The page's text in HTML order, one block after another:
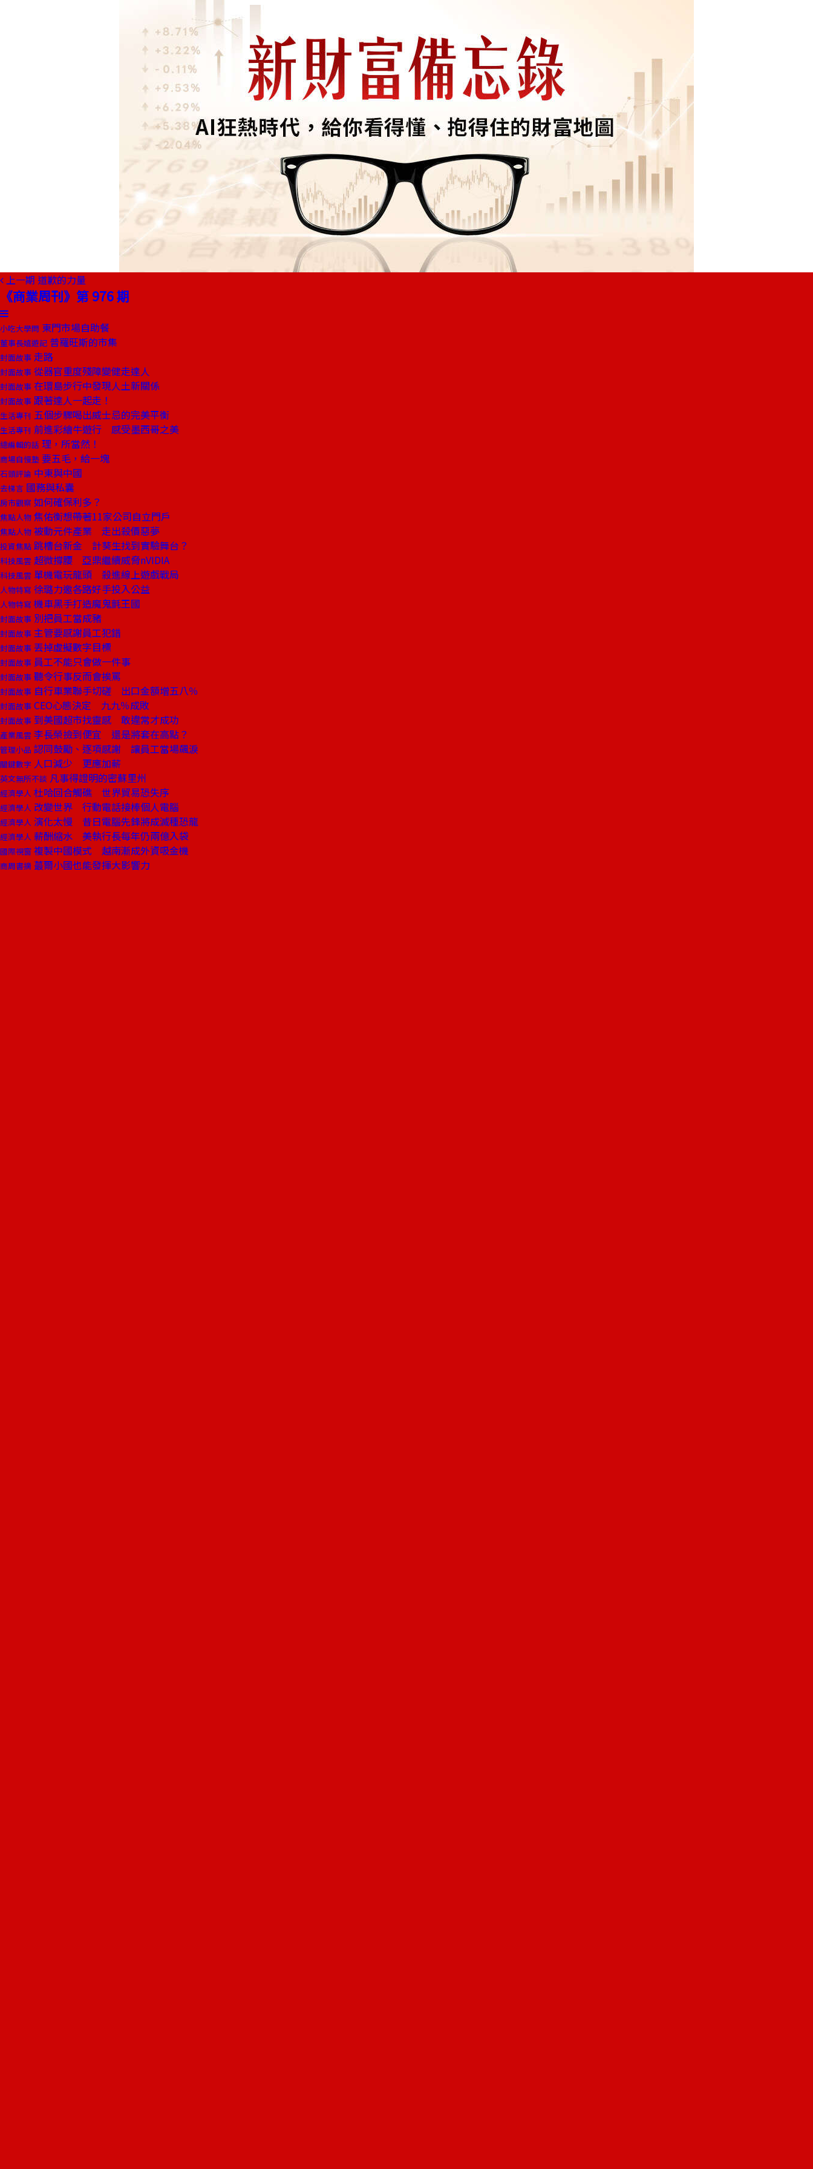
上一期 道歉的力量
《商業周刊》第 976 期
小吃大學問 東門市場自助餐
董事長嬉遊記 普羅旺斯的市集
封面故事 走路
封面故事 從器官重度殘障變健走達人
封面故事 在環島步行中發現人土新關係
封面故事 跟著達人一起走！
生活專刊 五個步驟喝出威士忌的完美平衡
生活專刊 前進彩繪牛遊行 感受墨西哥之美
總編輯的話 理，所當然！
商場自慢塾 要五毛，給一塊
石頭評論 中東與中國
去梯言 國務與私囊
房市觀察 如何確保利多？
焦點人物 焦佑衡想帶著11家公司自立門戶
焦點人物 被動元件產業 走出殺價惡夢
投資焦點 跳槽台新金 計葵生找到實驗舞台？
科技風雲 超微撐腰 亞鼎繼續威脅nVIDIA
科技風雲 單機電玩龍頭 殺進線上遊戲戰局
人物特寫 徐璐力邀各路好手投入公益
人物特寫 機車黑手打造魔鬼氈王國
封面故事 別把員工當成豬
封面故事 主管要感謝員工犯錯
封面故事 丟掉虛擬數字目標
封面故事 員工不能只會做一件事
封面故事 聽令行事反而會挨罵
封面故事 自行車業聯手切磋 出口金額增五八％
封面故事 CEO心態決定 九九％成敗
封面故事 到美國超市找靈感 敢違常才成功
產業風雲 李長榮撿到便宜 還是將套在高點？
管理小品 認同鼓勵、逐項感謝 讓員工當場飆淚
關鍵數字 人口減少 更應加薪
英文無所不談 凡事得證明的密蘇里州
經濟學人 杜哈回合觸礁 世界貿易恐失序
經濟學人 改變世界 行動電話接棒個人電腦
經濟學人 演化太慢 昔日電腦先鋒將成滅種恐龍
經濟學人 薪酬縮水 美執行長每年仍兩億入袋
國際視窗 複製中國模式 越南漸成外資吸金機
商周書摘 蕞爾小國也能發揮大影響力